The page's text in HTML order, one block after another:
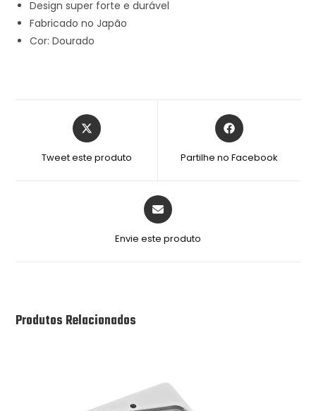
Design super forte e durável
Fabricado no Japão
Cor: Dourado
Tweet este produto Partilhe no Facebook
Envie este produto
Produtos Relacionados